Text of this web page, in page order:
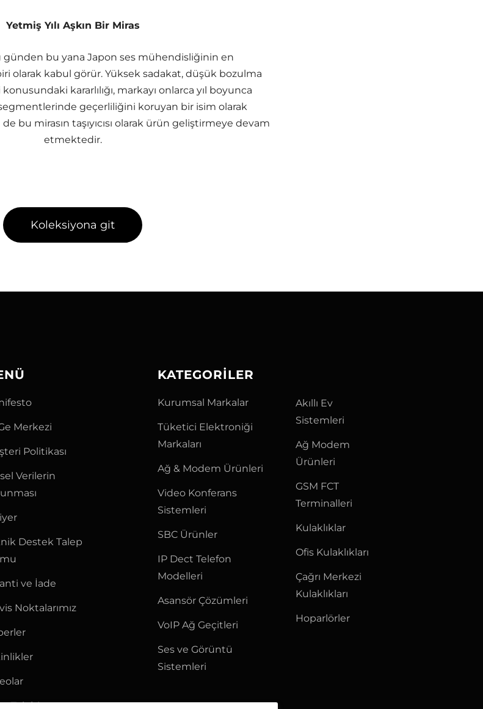
Yetmiş Yılı Aşkın Bir Miras
bu yana Japon ses mühendisliğinin en
olarak kabul görür. Yüksek sadakat, düşük bozulma
kararlılığı, markayı onlarca yıl boyunca
geçerliliğini koruyan bir isim olarak
bu mirasın taşıyıcısı olarak ürün geliştirmeye devam
etmektedir.
Koleksiyona git
Merkezi
Politikası
Verilerin
Destek Talep
ve İade
Noktalarımız
Talebi
KATEGORILER
Kurumsal Markalar
Tüketici Elektroniği
Markaları
Ağ & Modem Ürünleri
Video Konferans
Sistemleri
SBC Ürünler
IP Dect Telefon
Modelleri
Asansör Çözümleri
VoIP Ağ Geçitleri
Ses ve Görüntü
Sistemleri
Akıllı Ev
Sistemleri
Ağ Modem
Ürünleri
GSM FCT
Terminalleri
Kulaklıklar
Ofis Kulaklıkları
Çağrı Merkezi
Kulaklıkları
Hoparlörler